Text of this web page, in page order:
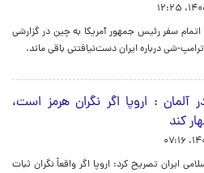
اتمام سفر رئیس جمهور آمریکا به چین در گزارشی
شی درباره ایران دست‌نیافتنی باقی ماند.
آلمان : اروپا اگر نگران هرمز است،
کند
ایران تصریح کرد: اروپا اگر واقعاً نگران ثبات